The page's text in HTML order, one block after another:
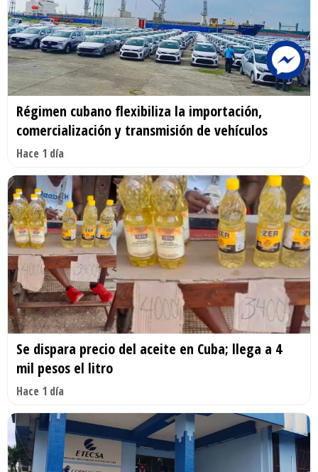
Régimen cubano flexibiliza la importación,
comercialización y transmisión de vehículos
Hace 1 día
Se dispara precio del aceite en Cuba; llega a 4
mil pesos el litro
Hace 1 día